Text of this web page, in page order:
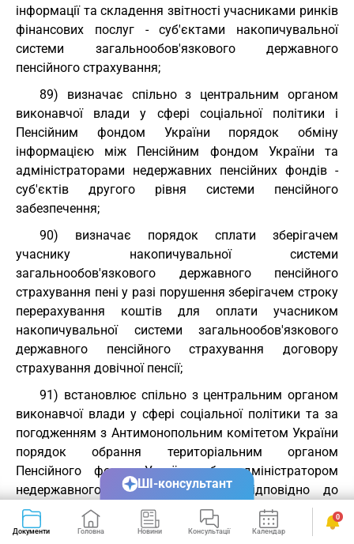
інформації та складення звітності учасниками ринків
фінансових послуг - суб'єктами накопичувальної
системи загальнообов'язкового державного
пенсійного страхування;
89) визначає спільно з центральним органом
виконавчої влади у сфері соціальної політики і
Пенсійним фондом України порядок обміну
інформацією між Пенсійним фондом України та
адміністраторами недержавних пенсійних фондів -
суб'єктів другого рівня системи пенсійного
забезпечення;
90) визначає порядок сплати зберігачем
учаснику накопичувальної системи
загальнообов'язкового державного пенсійного
страхування пені у разі порушення зберігачем строку
перерахування коштів для оплати учасником
накопичувальної системи загальнообов'язкового
державного пенсійного страхування договору
страхування довічної пенсії;
91) встановлює спільно з центральним органом
виконавчої влади у сфері соціальної політики та за
погодженням з Антимонопольним комітетом України
порядок обрання територіальним органом
Пенсійного фонду України або адміністратором
недержавного пенсійного фонду відповідно до
Закону України
"Про загальнообов'язкове державне
пенсійне страхування"страхової організації для
Документи Головна Новини Консультації Календар Сервіси
0
ШІ-консультант